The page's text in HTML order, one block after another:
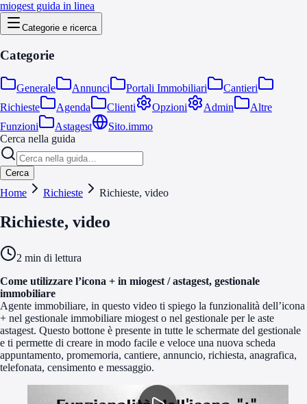
miogest guida in linea
Categorie e ricerca
Categorie
Generale Annunci Portali Immobiliari
Cantieri
Richieste
Agenda Clienti Opzioni Admin
Altre
Funzioni
Astagest
Sito.immo
Cerca nella guida
Cerca
Home Richieste Richieste, video
Richieste, video
2 min di lettura
Come utilizzare l’icona + in miogest / astagest, gestionale
immobiliare
Agente immobiliare, in questo video ti spiego la funzionalità dell’icona
+ nel gestionale immobiliare miogest o nel gestionale per le aste
astagest. Questo bottone è presente in tutte le schermate del gestionale
e ti permette di creare in modo facile e veloce una nuova scheda
appuntamento, promemoria, cantiere, annuncio, richiesta, anagrafica,
telefonata, censimento e messaggio.